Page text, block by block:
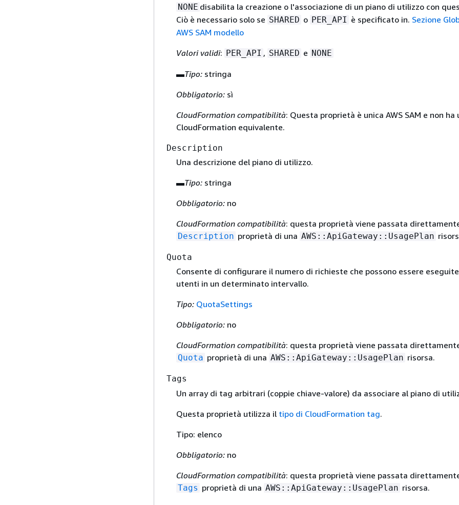
NONE disabilita la creazione o l'associazione di un piano di utilizzo con
Ciò è necessario solo se SHARED o PER_API è specificato in. Sezione
AWS SAM modello
Valori validi: PER_API , SHARED e NONE
▬Tipo:stringa
Obbligatorio:sì
CloudFormation compatibilità: Questa proprietà è unica AWS SAM e non ha
CloudFormation equivalente.
Description
Una descrizione del piano di utilizzo.
▬Tipo:stringa
Obbligatorio:no
CloudFormation compatibilità: questa proprietà viene passata
Description proprietà di una AWS::ApiGateway::UsagePlan
Quota
Consente di configurare il numero di richieste che possono essere
utenti in un determinato intervallo.
Tipo: QuotaSettings
Obbligatorio:no
CloudFormation compatibilità: questa proprietà viene passata
Quota proprietà di una AWS::ApiGateway::UsagePlan risorsa.
Tags
Un array di tag arbitrari (coppie chiave-valore) da associare al piano di
Questa proprietà utilizza il tipo di CloudFormation tag.
Tipo: elenco
Obbligatorio:no
CloudFormation compatibilità: questa proprietà viene passata
Tags proprietà di una AWS::ApiGateway::UsagePlan risorsa.